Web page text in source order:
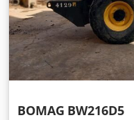
BOMAG BW216D5